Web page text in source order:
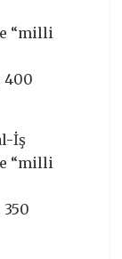
“milli
400
İş
“milli